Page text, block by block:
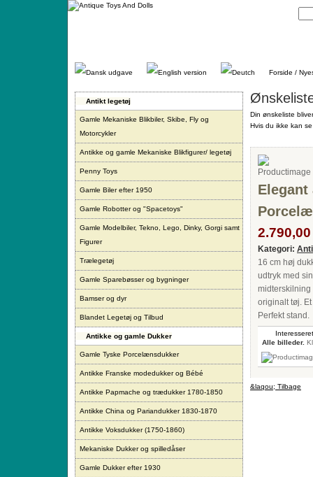
Gå
Forside /
Antikt legetøj
Gamle Mekaniske Blikbiler, Skibe, Fly og
Motorcykler
Antikke og gamle Mekaniske Blikfigurer/ legetøj
Penny Toys
Gamle Biler efter 1950
Gamle Robotter og "Spacetoys"
Gamle Modelbiler, Tekno, Lego, Dinky, Gorgi samt
Figurer
Trælegetøj
Gamle Sparebøsser og bygninger
Bamser og dyr
Blandet Legetøj og Tilbud
Antikke og gamle Dukker
Gamle Tyske Porcelænsdukker
Antikke Franske modedukker og Bébé
Antikke Papmache og trædukker 1780-1850
Antikke China og Pariandukker 1830-1870
Antikke Voksdukker (1750-1860)
Mekaniske Dukker og spilledåser
Gamle Dukker efter 1930
Din ønskeliste
Hvis du ikke kan
Kategori:
16 cm høj
udtryk med
originalt tøj.
Perfekt stand.
Alle billeder.
&laqou; Tilbage